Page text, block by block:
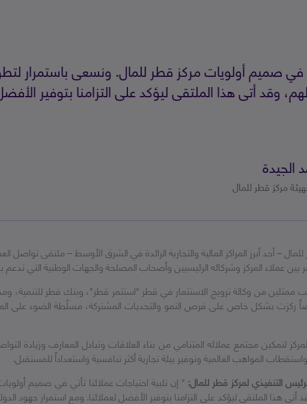
في صميم أولويات مركز قطر للمال. ونسعى باستمرار
وقد أتى هذا الملتقى ليؤكد على التزامنا بتوفير
مركز قطر للمال
– أحدأبرز المراكز المالية والتجارية الرائدة في الشرق الأوسط – ملتقى
بين عملاء المركز وشركائه الرئيسيين وأصحاب المصلحة والجهات الوطنية التي
من 400 شخص، إلى جانب ممثلين من وكالة ترويج الاستثمار في قطر "استثمر قطر"، وبنك قطر
ركزت بشكل خاص على فرص النمو والتحديات المشتركة، مسلّطة الضوء على
لتمكين مجتمع عملائه المتنامي من بناء العلاقات وتبادل المعارف وزيادة
المواهب العالمية وتوفير بيئة تجارية أكثر تنافسية واستعداداً للمستقبل.
التنفيذي لمركز قطر للمال:" إن تلبية احتياجات عملائنا تأتي في صميم
هذا الملتقى ليؤكد على التزامنا بتوفير الأفضل لعملائنا. ومع استمرار جهود